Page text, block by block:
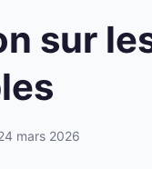
sur
mars 2026